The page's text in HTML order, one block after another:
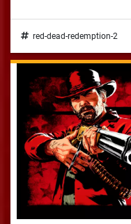
red-dead-redemption-2